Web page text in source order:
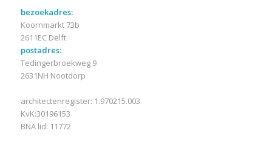
bezoekadres:
Koornmarkt 73b
2611EC Delft
postadres:
Tedingerbroekweg 9
2631NH Nootdorp
architectenregister: 1.970215.003
KvK:30196153
BNA lid: 11772